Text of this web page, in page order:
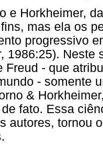
e Horkheimer,
mas ela os
progressivo
1986:25). Neste
Freud - que
- somente
&
fato. Essa
autores, tornou